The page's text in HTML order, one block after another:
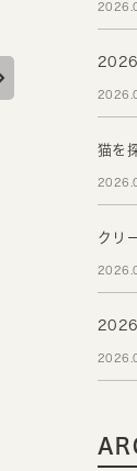
猫を
クリ